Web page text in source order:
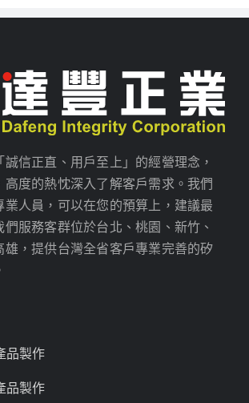
信正直、用戶至上」的經營理念，
高度的熱忱深入了解客戶需求。我們
業人員，可以在您的預算上，建議最
服務客群位於台北、桃園、新竹、
雄，提供台灣全省客戶專業完善的矽
品製作
品製作